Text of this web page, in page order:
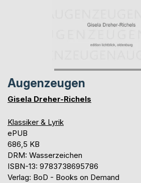
Augenzeugen
Gisela Dreher-Richels
Klassiker & Lyrik
ePUB
686,5 KB
DRM: Wasserzeichen
ISBN-13: 9783738695786
Verlag: BoD - Books on Demand